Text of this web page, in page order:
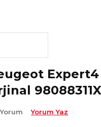
Expert4
Yorum Yaz